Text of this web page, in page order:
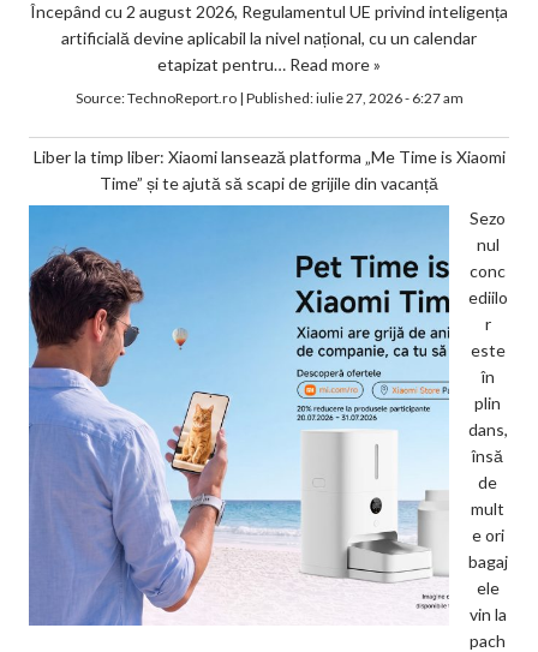
Începând cu 2 august 2026, Regulamentul UE privind inteligența
artificială devine aplicabil la nivel național, cu un calendar
etapizat pentru… Read more »
Source:TechnoReport.ro| Published:iulie 27, 2026 - 6:27 am
Liber la timp liber: Xiaomi lansează platforma „Me Time is Xiaomi
Time” și te ajută să scapi de grijile din vacanță
Sezo
nul
conc
ediilo
r
este
în
plin
dans,
însă
de
mult
e ori
bagaj
ele
vin la
pach